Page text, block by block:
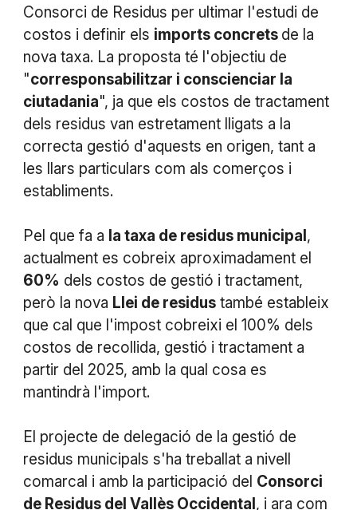
Consorci de Residus per ultimar l'estudi de
costos i definir els imports concrets de la
nova taxa. La proposta té l'objectiu de
"corresponsabilitzar i conscienciar la
ciutadania", ja que els costos de tractament
dels residus van estretament lligats a la
correcta gestió d'aquests en origen, tant a
les llars particulars com als comerços i
establiments.
Pel que fa a la taxa de residus municipal ,
actualment es cobreix aproximadament el
60% dels costos de gestió i tractament,
però la nova Llei de residustambé estableix
que cal que l'impost cobreixi el 100% dels
costos de recollida, gestió i tractament a
partir del 2025, amb la qual cosa es
mantindrà l'import.
El projecte de delegació de la gestió de
residus municipals s'ha treballat a nivell
comarcal i amb la participació del Consorci
de Residus del Vallès Occidental , i ara com